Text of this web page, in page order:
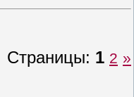
Страницы: 1 2 »